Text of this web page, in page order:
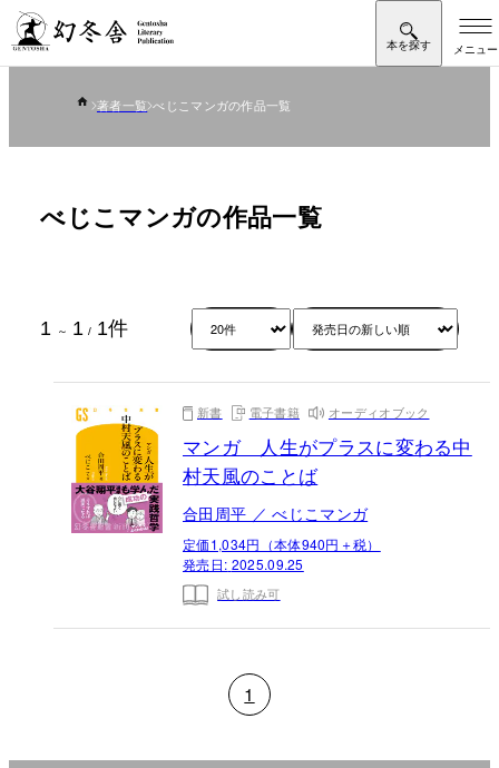
著者一覧 べじこマンガの作品一覧
べじこマンガの作品一覧
1 ～ 1 / 1件
新書 電子書籍 オーディオブック
マンガ 人生がプラスに変わる中
村天風のことば
合田周平 ／ べじこマンガ
定価1,034円（本体940円＋税）
発売日: 2025.09.25
試し読み可
1